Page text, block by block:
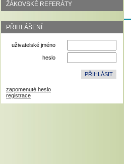
ŽÁKOVSKÉ REFERÁTY
PŘIHLÁŠENÍ
uživatelské jméno
heslo
zapomenuté heslo
registrace